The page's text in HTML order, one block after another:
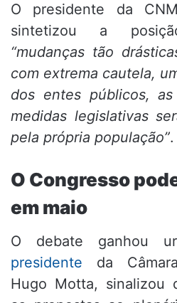
O presidente da
sintetizou a
“mudanças tão
com extrema cautela,
dos entes públicos,
medidas legislativas
pela própria população”.
O Congresso
em maio
O debate ganhou
presidente da
Hugo Motta, sinalizou